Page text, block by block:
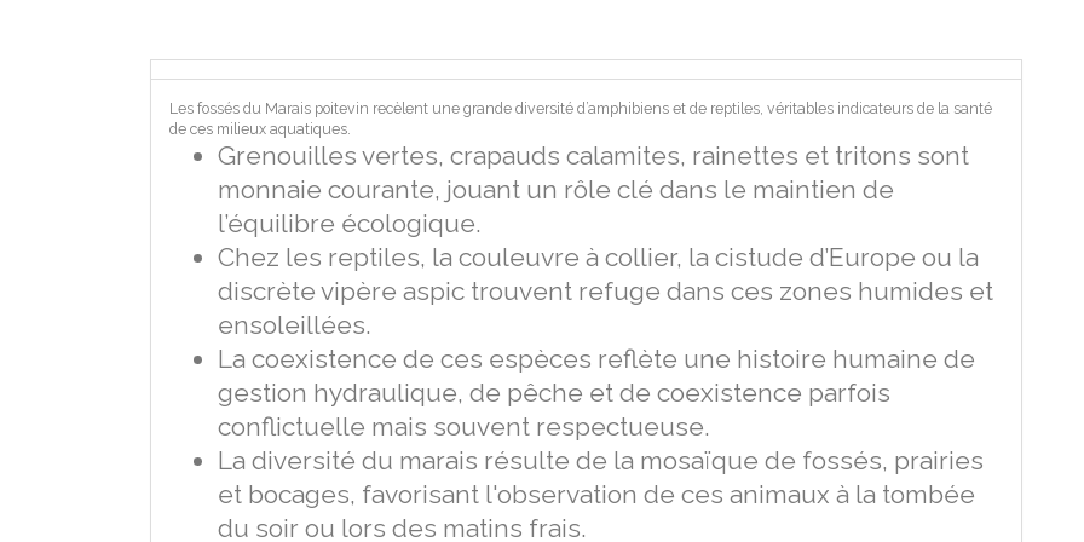
Les fossés du Marais poitevin recèlent une grande diversité d’amphibiens et de reptiles, véritables indicateurs de la santé
de ces milieux aquatiques.
Grenouilles vertes, crapauds calamites, rainettes et tritons sont
monnaie courante, jouant un rôle clé dans le maintien de
l’équilibre écologique.
Chez les reptiles, la couleuvre à collier, la cistude d’Europe ou la
discrète vipère aspic trouvent refuge dans ces zones humides et
ensoleillées.
La coexistence de ces espèces reflète une histoire humaine de
gestion hydraulique, de pêche et de coexistence parfois
conflictuelle mais souvent respectueuse.
La diversité du marais résulte de la mosaïque de fossés, prairies
et bocages, favorisant l'observation de ces animaux à la tombée
du soir ou lors des matins frais.